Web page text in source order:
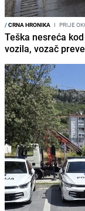
/CRNA HRONIKA I PRIJE
Teška nesreća
vozila, vozač